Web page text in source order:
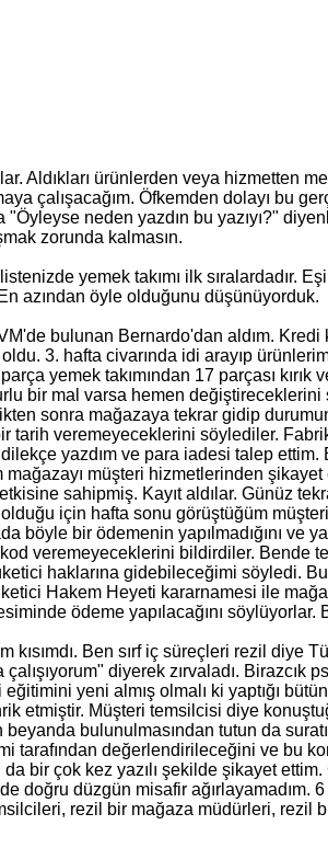
Aldıkları ürünlerden veya hizmetten
çalışacağım. Öfkemden dolayı bu
neden yazdın bu yazıyı?"
zorunda kalmasın.
yemek takımı ilk sıralardadır.
azından öyle olduğunu düşünüyorduk.
bulunan Bernardo'dan aldım.
3. hafta civarında idi arayıp
yemek takımından 17 parçası
bir mal varsa hemen
sonra mağazaya tekrar gidip
veremeyeceklerini söylediler.
yazdım ve para iadesi talep
müşteri hizmetlerinden
sahipmiş. Kayıt aldılar. Günüz
için hafta sonu görüştüğüm
böyle bir ödemenin yapılmadığını
veremeyeceklerini bildirdiler. Bende
haklarına gidebileceğimi söyledi.
Hakem Heyeti kararnamesi ile
ödeme yapılacağını
kısımdı. Ben sırf iç süreçleri rezil
diyerek zırvaladı.
yeni almış olmalı ki yaptığı
etmiştir. Müşteri temsilcisi diye
bulunulmasından tutun da
değerlendirileceğini ve bu
bir çok kez yazılı şekilde şikayet
doğru düzgün misafir ağırlayamadım.
rezil bir mağaza müdürleri, rezil